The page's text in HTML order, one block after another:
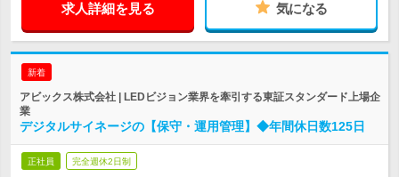
求人詳細を見る 気になる
新着
アビックス株式会社 | LEDビジョン業界を牽引する東証スタンダード上場企
業
デジタルサイネージの【保守・運用管理】◆年間休日数125日
正社員 完全週休2日制